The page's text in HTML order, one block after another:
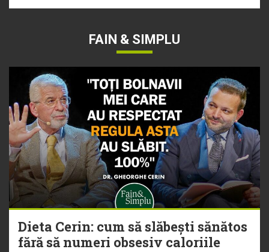
FAIN & SIMPLU
Dieta Cerin: cum să slăbești sănătos
fără să numeri obsesiv caloriile